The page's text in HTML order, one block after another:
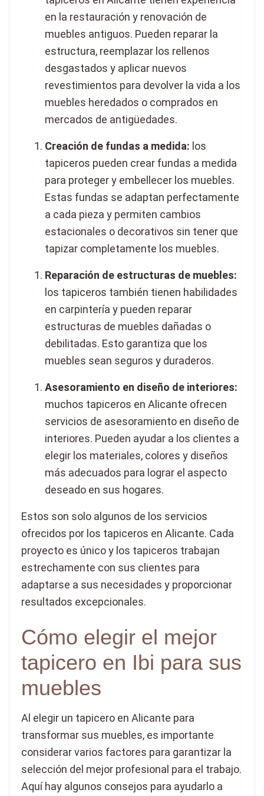
en la restauración y renovación de
muebles antiguos. Pueden reparar la
estructura, reemplazar los rellenos
desgastados y aplicar nuevos
revestimientos para devolver la vida a los
muebles heredados o comprados en
mercados de antigüedades.
Creación de fundas a medida: los
tapiceros pueden crear fundas a medida
para proteger y embellecer los muebles.
Estas fundas se adaptan perfectamente
a cada pieza y permiten cambios
estacionales o decorativos sin tener que
tapizar completamente los muebles.
Reparación de estructuras de muebles:
los tapiceros también tienen habilidades
en carpintería y pueden reparar
estructuras de muebles dañadas o
debilitadas. Esto garantiza que los
muebles sean seguros y duraderos.
Asesoramiento en diseño de interiores:
muchos tapiceros en Alicante ofrecen
servicios de asesoramiento en diseño de
interiores. Pueden ayudar a los clientes a
elegir los materiales, colores y diseños
más adecuados para lograr el aspecto
deseado en sus hogares.
Estos son solo algunos de los servicios
ofrecidos por los tapiceros en Alicante. Cada
proyecto es único y los tapiceros trabajan
estrechamente con sus clientes para
adaptarse a sus necesidades y proporcionar
resultados excepcionales.
Cómo elegir el mejor
tapicero en Ibi para sus
muebles
Al elegir un tapicero en Alicante para
transformar sus muebles, es importante
considerar varios factores para garantizar la
selección del mejor profesional para el trabajo.
Aquí hay algunos consejos para ayudarlo a